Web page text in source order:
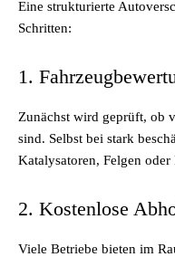
Eine strukturierte
Schritten:
1.
Zunächst wird geprüft, ob
sind. Selbst bei stark
Katalysatoren, Felgen oder
2. Kostenlose
Viele Betriebe bieten im